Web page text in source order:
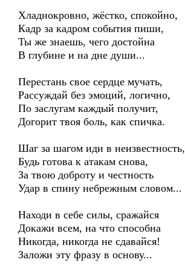
Хладнокровно, жёстко, спокойно,
Кадр за кадром события пиши,
Ты же знаешь, чего достойна
В глубине и на дне души...
Перестань свое сердце мучать,
Рассуждай без эмоций, логично,
По заслугам каждый получит,
Догорит твоя боль, как спичка.
Шаг за шагом иди в неизвестность,
Будь готова к атакам снова,
За твою доброту и честность
Удар в спину небрежным словом...
Находи в себе силы, сражайся
Докажи всем, на что способна
Никогда, никогда не сдавайся!
Заложи эту фразу в основу...